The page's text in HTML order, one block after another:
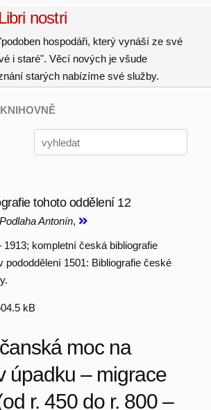
nostri
hospodáři, který vynáší ze své
i staré". Věcí nových je všude
starých nabízíme své služby.
tohoto oddělení 12
Antonín,
1913; kompletní česká bibliografie
pododdělení 1501: Bibliografie české
kB
moc na
úpadku – migrace
r. 450 do r. 800 –